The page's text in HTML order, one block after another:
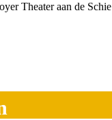
Theater aan de Schie